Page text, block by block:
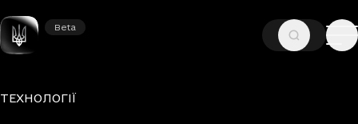
Beta
Beta
ГОЛОВНА —НОВИНИ
Рубрики
ТЕХНОЛОГІЇ